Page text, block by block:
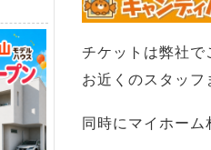
チケットは弊社で
お近くのスタッフ
同時にマイホーム